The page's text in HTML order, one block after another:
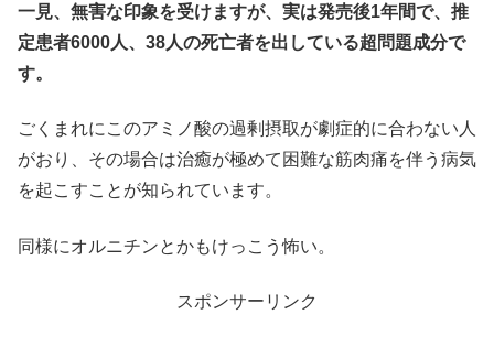
一見、無害な印象を受けますが、実は発売後1年間で、推
定患者6000人、38人の死亡者を出している超問題成分で
す。
ごくまれにこのアミノ酸の過剰摂取が劇症的に合わない人
がおり、その場合は治癒が極めて困難な筋肉痛を伴う病気
を起こすことが知られています。
同様にオルニチンとかもけっこう怖い。
スポンサーリンク